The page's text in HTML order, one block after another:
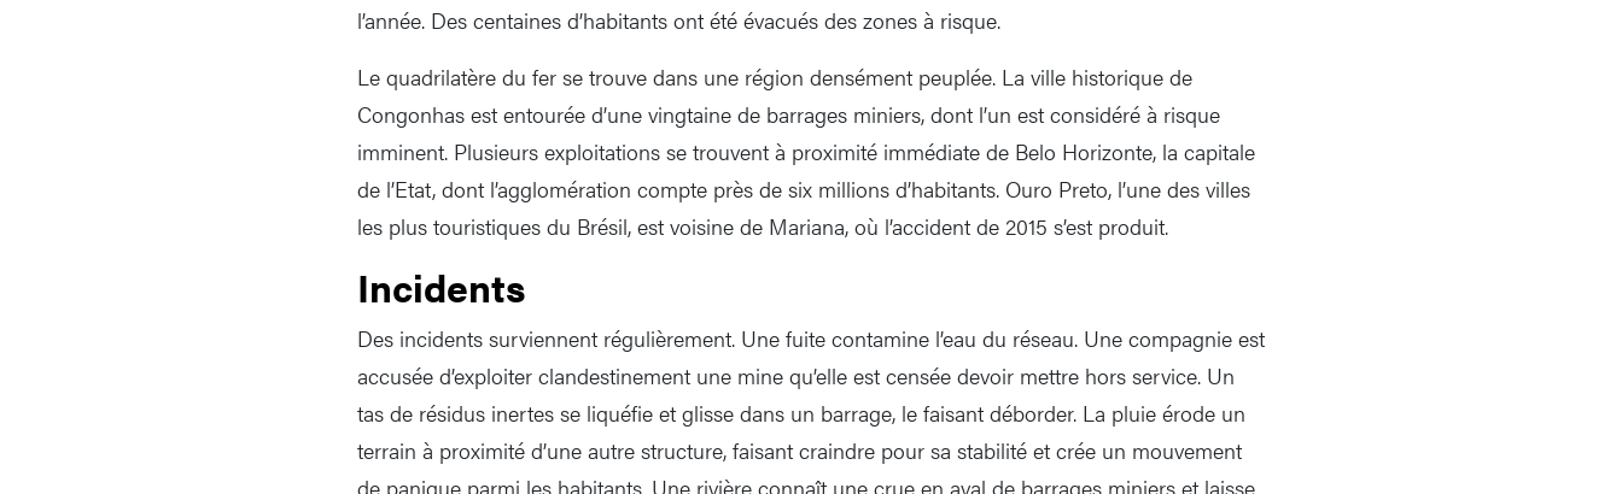
l’année. Des centaines d’habitants ont été évacués des zones à risque.
Le quadrilatère du fer se trouve dans une région densément peuplée. La ville historique de
Congonhas est entourée d’une vingtaine de barrages miniers, dont l’un est considéré à risque
imminent. Plusieurs exploitations se trouvent à proximité immédiate de Belo Horizonte, la capitale
de l’Etat, dont l’agglomération compte près de six millions d’habitants. Ouro Preto, l’une des villes
les plus touristiques du Brésil, est voisine de Mariana, où l’accident de 2015 s’est produit.
Incidents
Des incidents surviennent régulièrement. Une fuite contamine l’eau du réseau. Une compagnie est
accusée d’exploiter clandestinement une mine qu’elle est censée devoir mettre hors service. Un
tas de résidus inertes se liquéfie et glisse dans un barrage, le faisant déborder. La pluie érode un
terrain à proximité d’une autre structure, faisant craindre pour sa stabilité et crée un mouvement
de panique parmi les habitants. Une rivière connaît une crue en aval de barrages miniers et laisse